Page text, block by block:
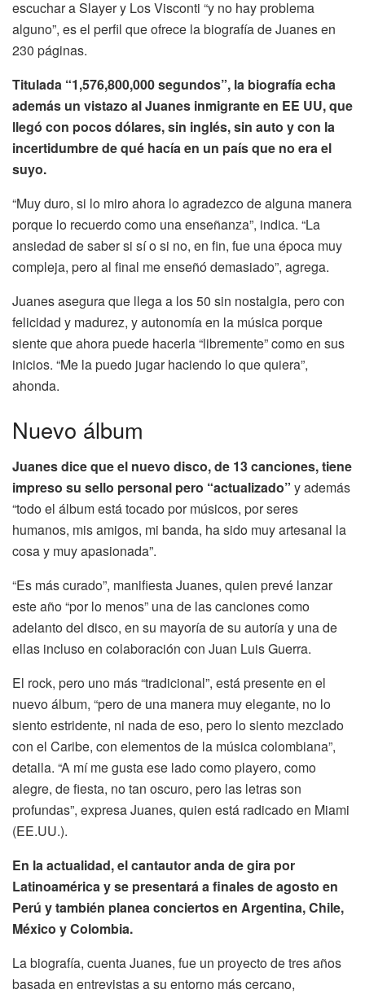
escuchar a Slayer y Los Visconti “y no hay problema
alguno”, es el perfil que ofrece la biografía de Juanes en
230 páginas.
Titulada “1,576,800,000 segundos”, la biografía echa
además un vistazo al Juanes inmigrante en EE UU, que
llegó con pocos dólares, sin inglés, sin auto y con la
incertidumbre de qué hacía en un país que no era el
suyo.
“Muy duro, si lo miro ahora lo agradezco de alguna manera
porque lo recuerdo como una enseñanza”, indica. “La
ansiedad de saber si sí o si no, en fin, fue una época muy
compleja, pero al final me enseñó demasiado”, agrega.
Juanes asegura que llega a los 50 sin nostalgia, pero con
felicidad y madurez, y autonomía en la música porque
siente que ahora puede hacerla “libremente” como en sus
inicios. “Me la puedo jugar haciendo lo que quiera”,
ahonda.
Nuevo álbum
Juanes dice que el nuevo disco, de 13 canciones, tiene
impreso su sello personal pero “actualizado” y además
“todo el álbum está tocado por músicos, por seres
humanos, mis amigos, mi banda, ha sido muy artesanal la
cosa y muy apasionada”.
“Es más curado”, manifiesta Juanes, quien prevé lanzar
este año “por lo menos” una de las canciones como
adelanto del disco, en su mayoría de su autoría y una de
ellas incluso en colaboración con Juan Luis Guerra.
El rock, pero uno más “tradicional”, está presente en el
nuevo álbum, “pero de una manera muy elegante, no lo
siento estridente, ni nada de eso, pero lo siento mezclado
con el Caribe, con elementos de la música colombiana”,
detalla. “A mí me gusta ese lado como playero, como
alegre, de fiesta, no tan oscuro, pero las letras son
profundas”, expresa Juanes, quien está radicado en Miami
(EE.UU.).
En la actualidad, el cantautor anda de gira por
Latinoamérica y se presentará a finales de agosto en
Perú y también planea conciertos en Argentina, Chile,
México y Colombia.
La biografía, cuenta Juanes, fue un proyecto de tres años
basada en entrevistas a su entorno más cercano,